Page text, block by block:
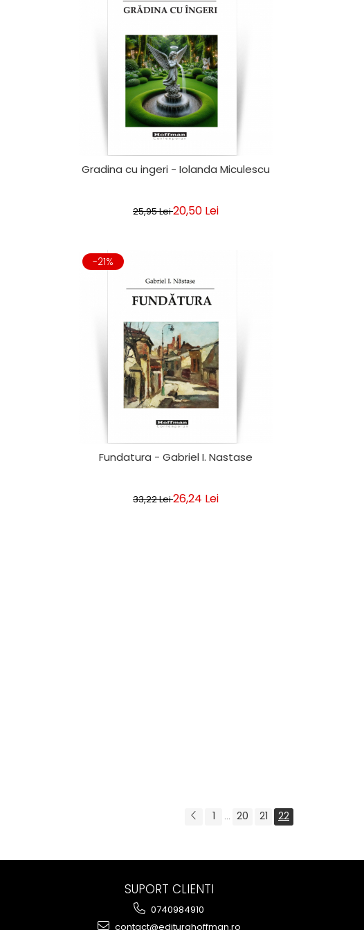
Gradina cu ingeri - Iolanda Miculescu
25,95 Lei20,50 Lei
-21%
Fundatura - Gabriel I. Nastase
33,22 Lei26,24 Lei
1 ... 20 21 22
SUPORT CLIENTI
0740984910
contact@editurahoffman.ro